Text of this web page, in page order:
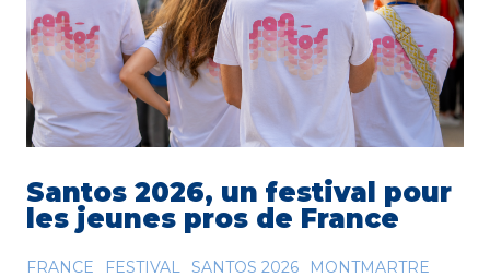
Santos 2026, un festival pour
les jeunes pros de France
FRANCE FESTIVAL SANTOS 2026 MONTMARTRE